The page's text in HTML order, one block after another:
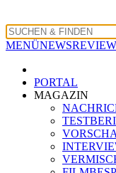
MENÜNEWS
PORTAL
MAGAZIN